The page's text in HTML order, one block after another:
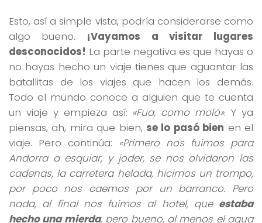
Esto, así a simple vista, podría considerarse como
algo bueno. ¡Vayamos a visitar lugares
desconocidos! La parte negativa es que hayas o
no hayas hecho un viaje tienes que aguantar las
batallitas de los viajes que hacen los demás.
Todo el mundo conoce a alguien que te cuenta
un viaje y empieza así: «Fua, como moló». Y ya
piensas, ah, mira que bien, se lo pasó bien en el
viaje. Pero continúa: «Primero nos fuimos para
Andorra a esquiar, y joder, se nos olvidaron las
cadenas, la carretera helada, hicimos un trompo,
por poco nos caemos por un barranco. Pero
nada, al final nos fuimos al hotel, que estaba
hecho una mierda, pero bueno, al menos el agua